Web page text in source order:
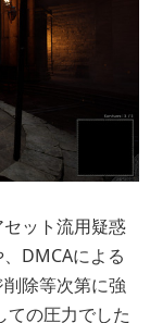
ット流用疑惑
DMCAによる
除等次第に強
ての圧力でした